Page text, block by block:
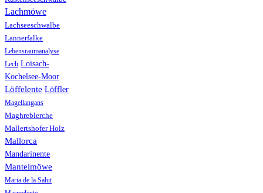
Lachmöwe
Lachseeschwalbe
Lannerfalke
Lebensraumanalyse
Lech Loisach-
Kochelsee-Moor
Löffelente Löffler
Magellangans
Maghreblerche
Mallertshofer Holz
Mallorca
Mandarinente
Mantelmöwe
Maria de la Salut